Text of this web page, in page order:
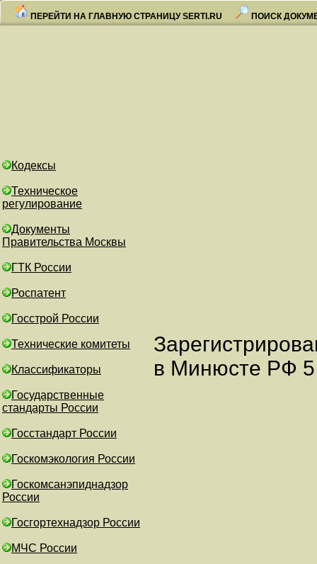
ПЕРЕЙТИ НА ГЛАВНУЮ СТРАНИЦУ SERTI.RU ПОИСК
Кодексы
Техническое
регулирование
Документы
Правительства Москвы
ГТК России
Роспатент
Госстрой России
Технические комитеты
Классификаторы
Государственные
стандарты России
Госстандарт России
Госкомэкология России
Госкомсанэпиднадзор
России
Госгортехнадзор России
МЧС России
в Минюсте РФ 5